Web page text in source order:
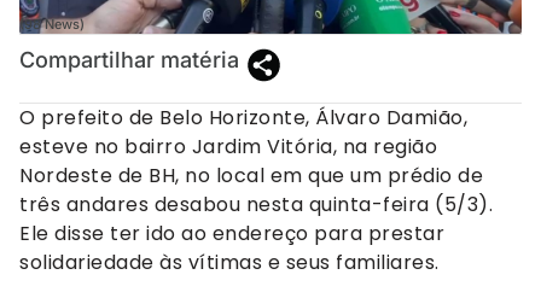
(98 News)
Compartilhar matéria
O prefeito de Belo Horizonte, Álvaro Damião,
esteve no bairro Jardim Vitória, na região
Nordeste de BH, no local em que um prédio de
três andares desabou nesta quinta-feira (5/3).
Ele disse ter ido ao endereço para prestar
solidariedade às vítimas e seus familiares.